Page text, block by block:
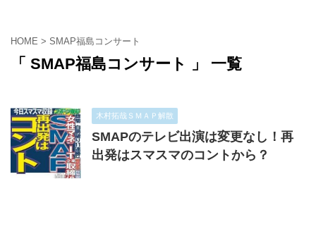
HOME > SMAP福島コンサート
「 SMAP福島コンサート 」 一覧
木村拓哉ＳＭＡＰ解散
SMAPのテレビ出演は変更なし！再
出発はスマスマのコントから？